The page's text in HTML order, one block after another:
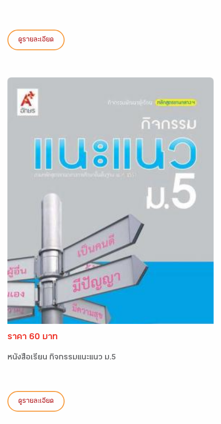
ดูรายละเอียด
ราคา 60 บาท
หนังสือเรียน กิจกรรมแนะแนว ม.5
ดูรายละเอียด